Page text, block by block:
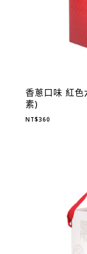
香蔥口味 紅
素)
NT$360